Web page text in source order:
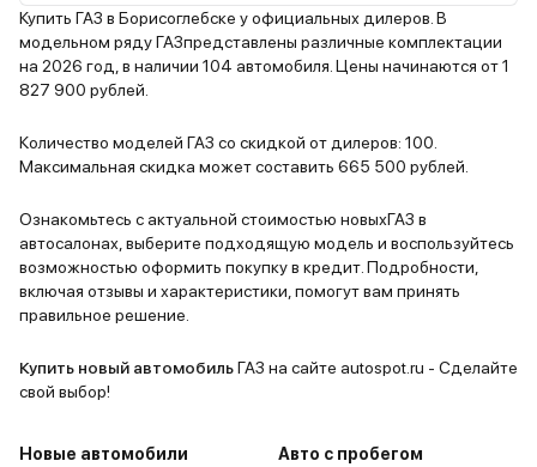
всему
проблем.
прочная,
дизель,
хватает,
полным
то
Купить ГАЗ в Борисоглебске у официальных дилеров. В
модельном ряду ГАЗпредставлены различные комплектации
на 2026 год, в наличии 104 автомобиля. Цены начинаются от 1
827 900 рублей.
Количество моделей ГАЗ со скидкой от дилеров: 100.
Максимальная скидка может составить 665 500 рублей.
Ознакомьтесь с актуальной стоимостью новыхГАЗ в
автосалонах, выберите подходящую модель и воспользуйтесь
возможностью оформить покупку в кредит. Подробности,
включая отзывы и характеристики, помогут вам принять
правильное решение.
Купить новый автомобильГАЗ на сайте autospot.ru - Сделайте
свой выбор!
Новые автомобили
Авто с пробегом